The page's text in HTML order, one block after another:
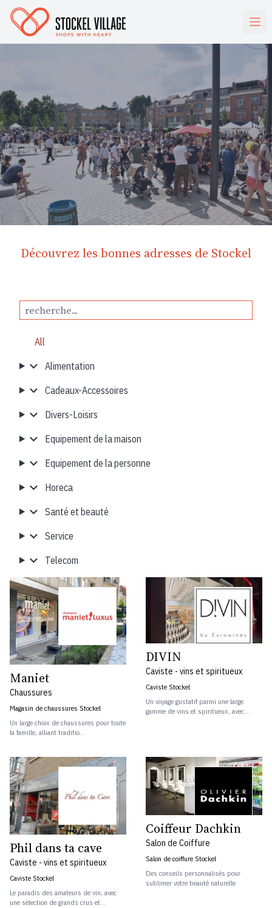
Découvrez les bonnes adresses de Stockel
All
Alimentation
Cadeaux-Accessoires
Divers-Loisirs
Equipement de la maison
Equipement de la personne
Horeca
Santé et beauté
Service
Telecom
Maniet
Chaussures
Magasin de chaussures Stockel
Un large choix de chaussures pour toute
la famille, alliant traditio...
DIVIN
Caviste - vins et spiritueux
Caviste Stockel
Un voyage gustatif parmi une large
gamme de vins et spiritueux, avec...
Phil dans ta cave
Caviste - vins et spiritueux
Caviste Stockel
Le paradis des amateurs de vin, avec
une sélection de grands crus et...
Coiffeur Dachkin
Salon de Coiffure
Salon de coiffure Stockel
Des conseils personnalisés pour
sublimer votre beauté naturelle